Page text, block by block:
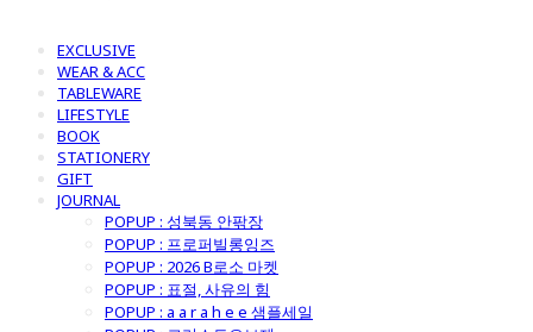
EXCLUSIVE
WEAR & ACC
TABLEWARE
LIFESTYLE
BOOK
STATIONERY
GIFT
JOURNAL
POPUP : 성북동 안팎장
POPUP : 프로퍼빌롱잉즈
POPUP : 2026 B로소 마켓
POPUP : 표절, 사유의 힘
POPUP : a a r a h e e 샘플세일